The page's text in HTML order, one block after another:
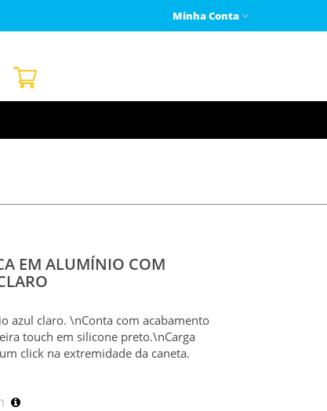
Minha Conta
EM ALUMÍNIO COM
azul claro. \nConta com acabamento
touch em silicone preto.\nCarga
click na extremidade da caneta.